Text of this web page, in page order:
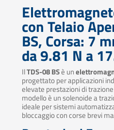
con Telaio
BS, Corsa: 7
da 9.81 N a
IlTDS-08 BSè un
progettato per applicazioni
elevate prestazioni di
modello è un solenoide a
ideale per sistemi
bloccaggio con corse brevi